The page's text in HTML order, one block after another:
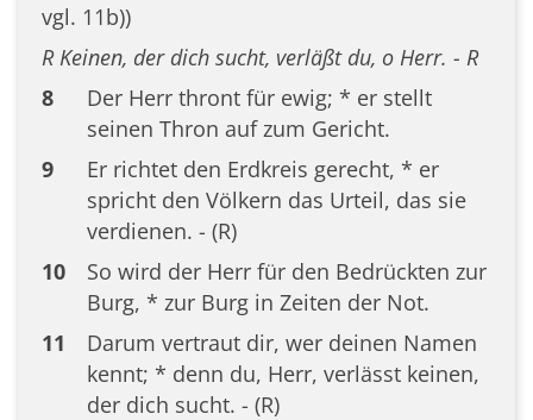
vgl. 11b))
R Keinen, der dich sucht, verläßt du, o Herr. - R
8
Der Herr thront für ewig; * er stellt
seinen Thron auf zum Gericht.
9
Er richtet den Erdkreis gerecht, * er
spricht den Völkern das Urteil, das sie
verdienen. - (R)
10
So wird der Herr für den Bedrückten zur
Burg, * zur Burg in Zeiten der Not.
11
Darum vertraut dir, wer deinen Namen
kennt; * denn du, Herr, verlässt keinen,
der dich sucht. - (R)